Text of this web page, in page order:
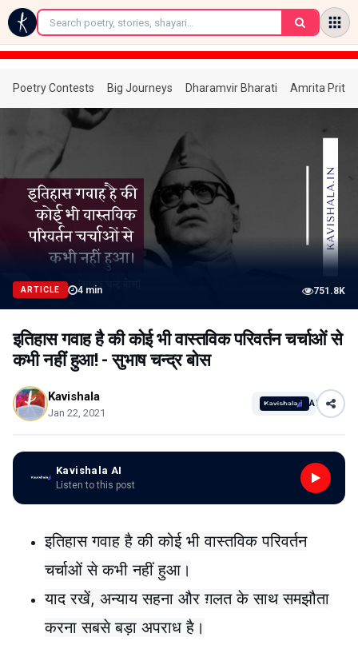
←
Poetry Contests Big Journeys Dharamvir Bharati Amrita
ARTICLE 4 min 751.8K
इतिहास गवाह है की कोई भी वास्तविक परिवर्तन चर्चाओं से
कभी नहीं हुआ! - सुभाष चन्द्र बोस
Kavishala
Jan 22, 2021
AI
Kavishala AI
Listen to this post
इतिहास गवाह है की कोई भी वास्तविक परिवर्तन
चर्चाओं से कभी नहीं हुआ।
याद रखें, अन्याय सहना और ग़लत के साथ समझौता
करना सबसे बड़ा अपराध है।